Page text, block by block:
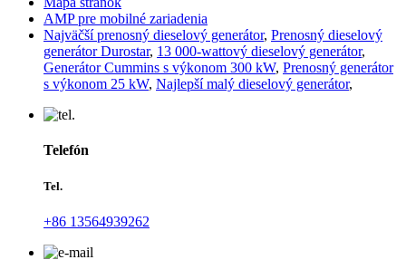
AMP pre mobilné zariadenia
Najväčší prenosný dieselový generátor, Prenosný dieselový
generátor Durostar, 13 000-wattový dieselový generátor,
Generátor Cummins s výkonom 300 kW, Prenosný generátor
s výkonom 25 kW, Najlepší malý dieselový generátor,
Telefón
Tel.
+86 13564939262